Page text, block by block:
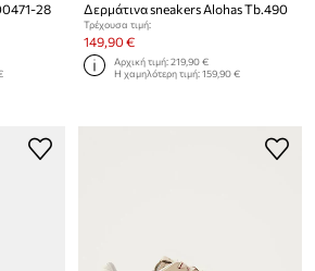
28 Δερμάτινα sneakers Alohas Tb.490
Τρέχουσα τιμή:
149,90 €
Αρχική τιμή:219,90 €
Η χαμηλότερη τιμή:159,90 €